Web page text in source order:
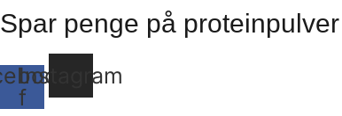
pris
var:
258 kr..
aktuelle
pris
Spar penge på
f
Instagram